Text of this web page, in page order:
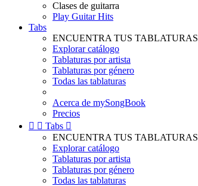
Clases de guitarra
Play Guitar Hits
Tabs
ENCUENTRA TUS TABLATURAS
Explorar catálogo
Tablaturas por artista
Tablaturas por género
Todas las tablaturas
Acerca de mySongBook
Precios
  Tabs 
ENCUENTRA TUS TABLATURAS
Explorar catálogo
Tablaturas por artista
Tablaturas por género
Todas las tablaturas